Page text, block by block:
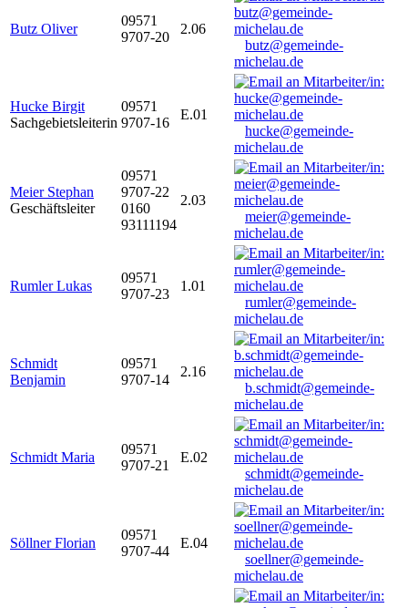
Butz Oliver
09571
9707-20
2.06
butz@gemeinde-
michelau.de
Hucke Birgit
Sachgebietsleiterin
09571
9707-16
E.01
hucke@gemeinde-
michelau.de
Meier Stephan
Geschäftsleiter
09571
9707-22
0160
93111194
2.03
meier@gemeinde-
michelau.de
Rumler Lukas
09571
9707-23
1.01
rumler@gemeinde-
michelau.de
Schmidt
Benjamin
09571
9707-14
2.16
b.schmidt@gemeinde-
michelau.de
Schmidt Maria
09571
9707-21
E.02
schmidt@gemeinde-
michelau.de
Söllner Florian
09571
9707-44
E.04
soellner@gemeinde-
michelau.de